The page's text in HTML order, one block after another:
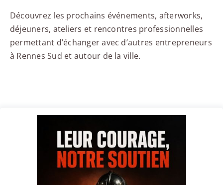
Découvrez les prochains événements, afterworks,
déjeuners, ateliers et rencontres professionnelles
permettant d’échanger avec d’autres entrepreneurs
à Rennes Sud et autour de la ville.